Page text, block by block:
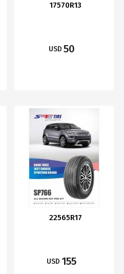
17570R13
USD 50
22565R17
USD 155